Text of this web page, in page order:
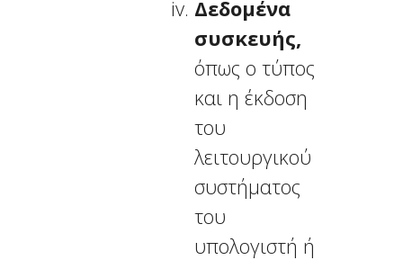
Δεδομένα
συσκευής,
όπως ο τύπος
και η έκδοση
του
λειτουργικού
συστήματος
του
υπολογιστή ή